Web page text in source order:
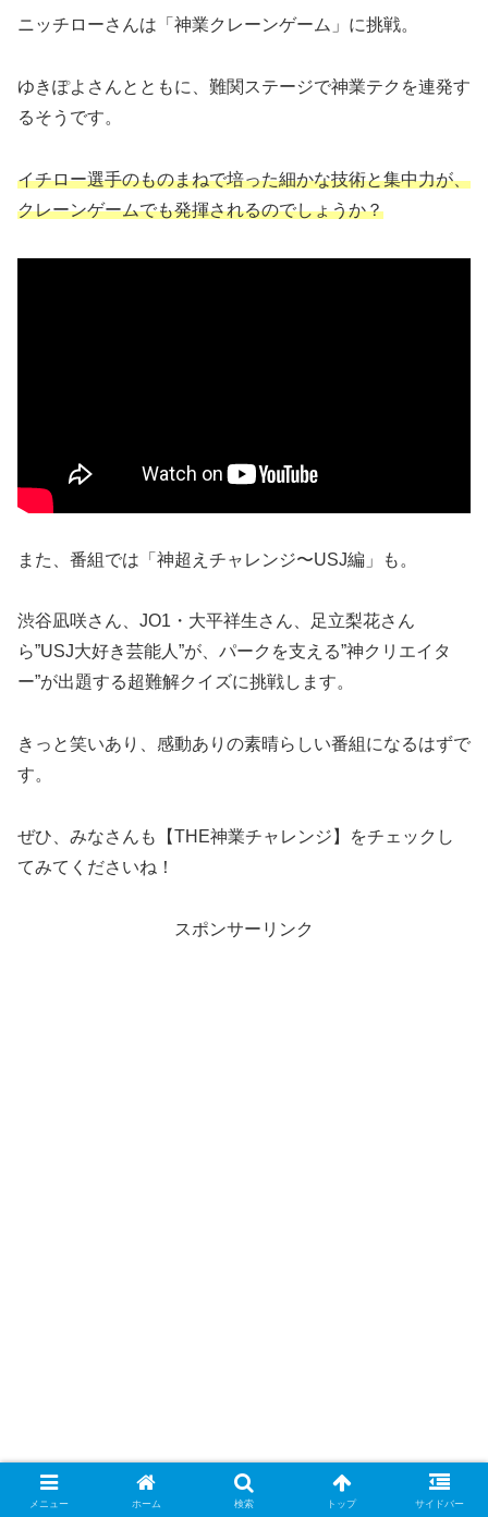
ニッチローさんは「神業クレーンゲーム」に挑戦。
ゆきぽよさんとともに、難関ステージで神業テクを連発す
るそうです。
イチロー選手のものまねで培った細かな技術と集中力が、
クレーンゲームでも発揮されるのでしょうか？
また、番組では「神超えチャレンジ〜USJ編」も。
渋谷凪咲さん、JO1・大平祥生さん、足立梨花さん
ら”USJ大好き芸能人”が、パークを支える”神クリエイタ
ー”が出題する超難解クイズに挑戦します。
きっと笑いあり、感動ありの素晴らしい番組になるはずで
す。
ぜひ、みなさんも【THE神業チャレンジ】をチェックし
てみてくださいね！
スポンサーリンク
ニッチローの経歴や現在の年収は？子供
メニュー ホーム 検索 トップ サイドバー